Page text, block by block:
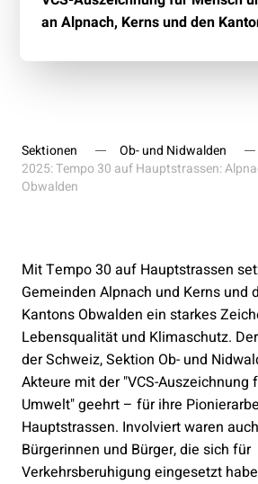
an Alpnach, Kerns und den
Sektionen Ob- und Nidwalden
2025: Tempo 30 auf Hauptstrassen:
Obwalden
Mit Tempo 30 auf Hauptstrassen
Gemeinden Alpnach und Kerns und
Kantons Obwalden ein starkes
Lebensqualität und Klimaschutz.
der Schweiz, Sektion Ob- und
Akteure mit der "VCS-Auszeichnung
Umwelt" geehrt – für ihre
Hauptstrassen. Involviert waren
Bürgerinnen und Bürger, die sich für
Verkehrsberuhigung eingesetzt